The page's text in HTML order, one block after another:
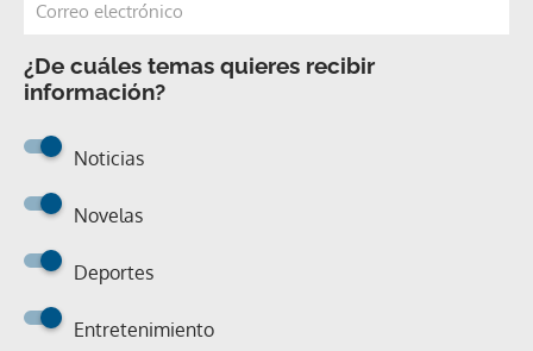
¿De cuáles temas quieres recibir
información?
Noticias
Novelas
Deportes
Entretenimiento